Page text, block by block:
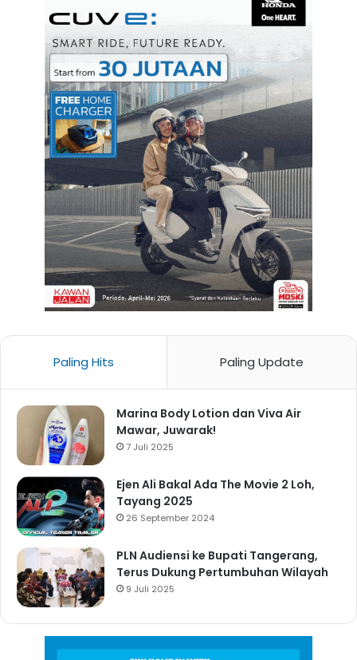
Paling Hits Paling Update
Marina Body Lotion dan Viva Air
Mawar, Juwarak!
7 Juli 2025
Ejen Ali Bakal Ada The Movie 2 Loh,
Tayang 2025
26 September 2024
PLN Audiensi ke Bupati Tangerang,
Terus Dukung Pertumbuhan Wilayah
9 Juli 2025